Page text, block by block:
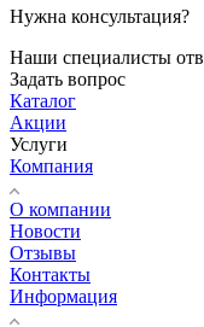
Нужна консультация?
Наши специалисты
Задать вопрос
Каталог
Акции
Услуги
Компания
О компании
Новости
Отзывы
Контакты
Информация